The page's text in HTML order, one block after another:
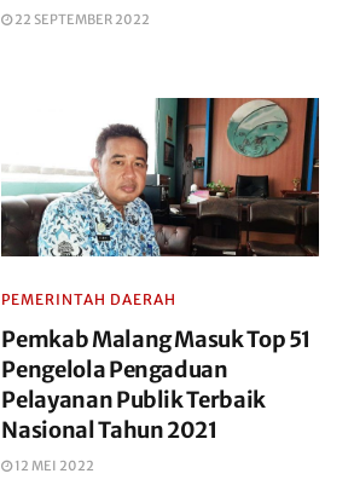
22 SEPTEMBER 2022
PEMERINTAH DAERAH
Pemkab Malang Masuk Top 51
Pengelola Pengaduan
Pelayanan Publik Terbaik
Nasional Tahun 2021
12 MEI 2022